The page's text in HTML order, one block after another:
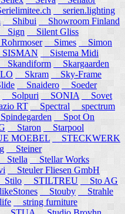
serien.lighting
Shibui
Showroom Finland
Sign
Silent Gliss
Simes Simon
Sistema Midi
Skandiform
Skargaarden
Skram
Sky-Frame
Snaidero
Soeder
Solpuri SONIA
Sovet
RT Spectral
spectrum
Spot On
Staron
Starpool
MOEBEL
STECKWERK
Steiner
Stella Stellar Works
Steuler Fliesen GmbH
Stilo STILTREU
Sto AG
Stouby
Strahle
string furniture